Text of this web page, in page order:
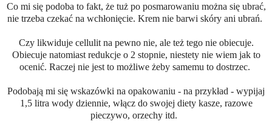
Co mi się podoba to fakt, że tuż po posmarowaniu można się ubrać,
nie trzeba czekać na wchłonięcie. Krem nie barwi skóry ani ubrań.
Czy likwiduje cellulit na pewno nie, ale też tego nie obiecuje.
Obiecuje natomiast redukcje o 2 stopnie, niestety nie wiem jak to
ocenić. Raczej nie jest to możliwe żeby samemu to dostrzec.
Podobają mi się wskazówki na opakowaniu - na przykład - wypijaj
1,5 litra wody dziennie, włącz do swojej diety kasze, razowe
pieczywo, orzechy itd.